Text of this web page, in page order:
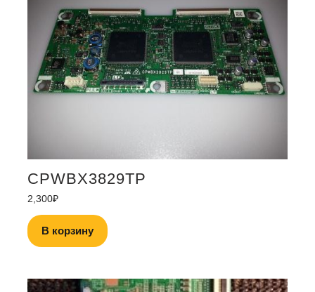
CPWBX3829TP
2,300₽
В корзину